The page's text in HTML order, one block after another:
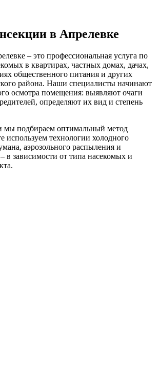
в Апрелевке
– это профессиональная услуга по
в квартирах, частных домах, дачах,
общественного питания и других
района. Наши специалисты начинают
осмотра помещения: выявляют очаги
определяют их вид и степень
мы подбираем оптимальный метод
используем технологии холодного
аэрозольного распыления и
в зависимости от типа насекомых и